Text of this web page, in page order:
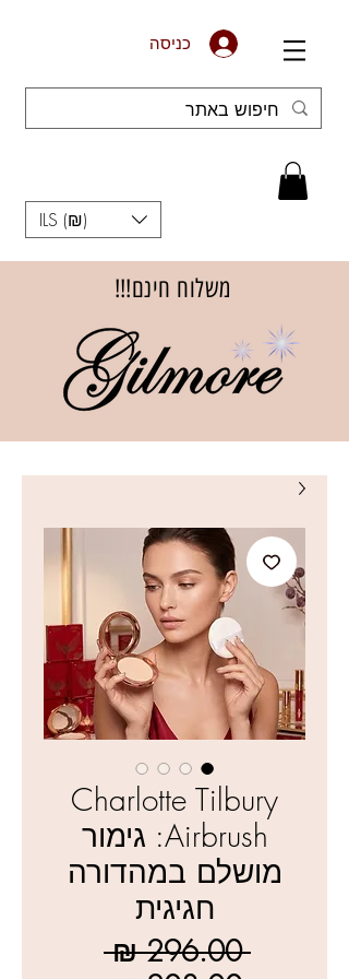
כניסה
ILS (₪)
משלוח חינם!!!
Charlotte Tilbury
Airbrush: גימור
מושלם במהדורה
חגיגית
‏296.00 ‏₪
מחיר